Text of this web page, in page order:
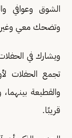
الشوق وعوافي
وتضحك معي
ويشارك في
تجمع الحفلات
والقطيعة
قريبًا.